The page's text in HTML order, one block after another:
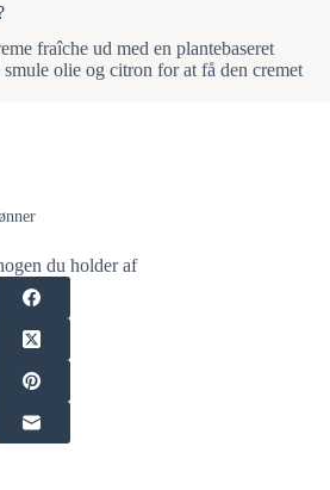
fraîche ud med en plantebaseret
olie og citron for at få den cremet
du holder af